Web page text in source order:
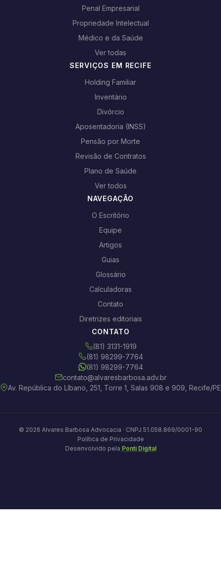
Penal Empresarial
Propriedade Intelectual
Médico e da Saúde
Ver todas
SERVIÇOS EM RECIFE
Holding Familiar
Inventário
Divórcio
Aposentadoria (INSS)
Pensão por Morte
Revisão de Contratos
Plano de Saúde
Ver todos
NAVEGAÇÃO
O Escritório
Equipe
Artigos
Guias
Glossário
Calculadoras
Contato
Diretrizes editoriais
CONTATO
(81) 3131-1919
(81) 98299-7764
(81) 98299-7764
contato@alvaresbarbosa.adv.br
Av. República do Líbano, 251, Torre 1, Salas 908 e 909, Recife/PE
© 2026 Alvares Barbosa Advocacia · CNPJ 51.058.869/0001-90
Política de Privacidade
Desenvolvido pela Ponti Digital